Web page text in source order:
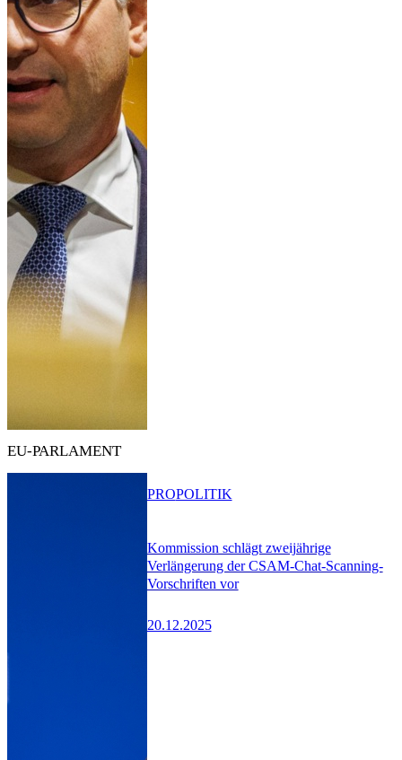
EU-PARLAMENT
Kommission schlägt zweijährige
Verlängerung der CSAM-Chat-Scanning-
Vorschriften vor
20.12.2025
PROPOLITIK